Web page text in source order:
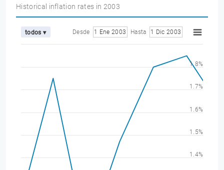
Historical inflation rates in 2003
todos ▾ Desde 1 Ene 2003 Hasta 1 Dic 2003
1.4%
1.5%
1.6%
1.7%
1.8%